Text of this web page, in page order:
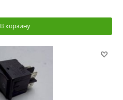
В корзину